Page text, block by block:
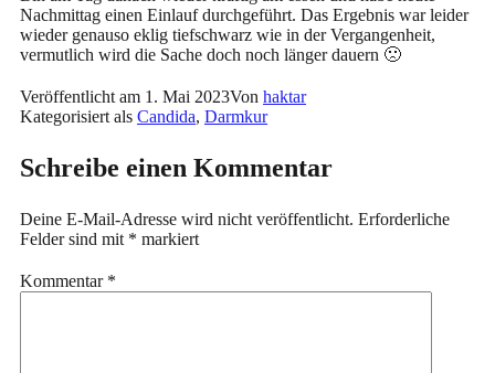
Nachmittag einen Einlauf durchgeführt. Das Ergebnis war leider
wieder genauso eklig tiefschwarz wie in der Vergangenheit,
vermutlich wird die Sache doch noch länger dauern 🙁
Veröffentlicht am 1. Mai 2023Von haktar
Kategorisiert als Candida, Darmkur
Schreibe einen Kommentar
Deine E-Mail-Adresse wird nicht veröffentlicht. Erforderliche
Felder sind mit * markiert
Kommentar *